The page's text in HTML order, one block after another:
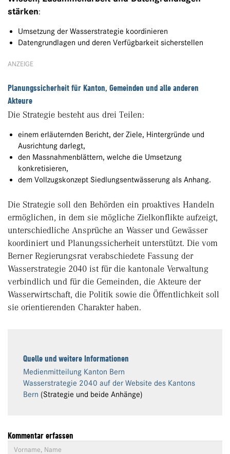
stärken:
Umsetzung der Wasserstrategie koordinieren
Datengrundlagen und deren Verfügbarkeit sicherstellen
ANZEIGE
Planungssicherheit für Kanton, Gemeinden und alle anderen
Akteure
Die Strategie besteht aus drei Teilen:
einem erläuternden Bericht, der Ziele, Hintergründe und
Ausrichtung darlegt,
den Massnahmenblättern, welche die Umsetzung
konkretisieren,
dem Vollzugskonzept Siedlungsentwässerung als Anhang.
Die Strategie soll den Behörden ein proaktives Handeln
ermöglichen, in dem sie mögliche Zielkonflikte aufzeigt,
unterschiedliche Ansprüche an Wasser und Gewässer
koordiniert und Planungssicherheit unterstützt. Die vom
Berner Regierungsrat verabschiedete Fassung der
Wasserstrategie 2040 ist für die kantonale Verwaltung
verbindlich und für die Gemeinden, die Akteure der
Wasserwirtschaft, die Politik sowie die Öffentlichkeit soll
sie orientierenden Charakter haben.
Quelle und weitere Informationen
Medienmitteilung Kanton Bern
Wasserstrategie 2040 auf der Website des Kantons
Bern (Strategie und beide Anhänge)
Kommentar erfassen